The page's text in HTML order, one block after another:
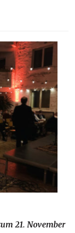
21. November